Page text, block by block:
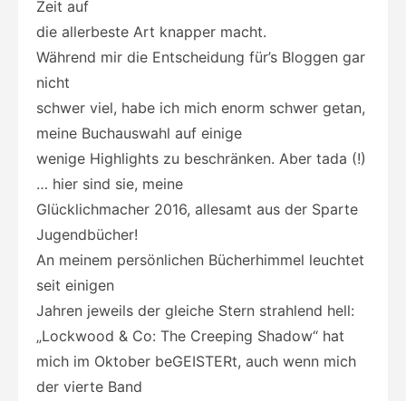
Zeit auf
die allerbeste Art knapper macht.
Während mir die Entscheidung für’s Bloggen gar
nicht
schwer viel, habe ich mich enorm schwer getan,
meine Buchauswahl auf einige
wenige Highlights zu beschränken. Aber tada (!)
… hier sind sie, meine
Glücklichmacher 2016, allesamt aus der Sparte
Jugendbücher!
An meinem persönlichen Bücherhimmel leuchtet
seit einigen
Jahren jeweils der gleiche Stern strahlend hell:
„Lockwood & Co: The Creeping Shadow“ hat
mich im Oktober beGEISTERt, auch wenn mich
der vierte Band